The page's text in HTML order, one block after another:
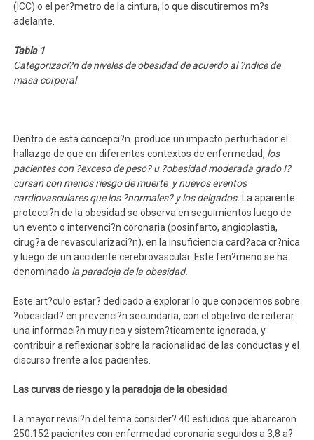
(ICC) o el per?metro de la cintura, lo que discutiremos m?s
adelante.
Tabla 1
Categorizaci?n de niveles de obesidad de acuerdo al ?ndice de
masa corporal
Dentro de esta concepci?n produce un impacto perturbador el
hallazgo de que en diferentes contextos de enfermedad, los
pacientes con ?exceso de peso? u ?obesidad moderada grado I?
cursan con menos riesgo de muerte y nuevos eventos
cardiovasculares que los ?normales? y los delgados. La aparente
protecci?n de la obesidad se observa en seguimientos luego de
un evento o intervenci?n coronaria (posinfarto, angioplastia,
cirug?a de revascularizaci?n), en la insuficiencia card?aca cr?nica
y luego de un accidente cerebrovascular. Este fen?meno se ha
denominado la paradoja de la obesidad.
Este art?culo estar? dedicado a explorar lo que conocemos sobre
?obesidad? en prevenci?n secundaria, con el objetivo de reiterar
una informaci?n muy rica y sistem?ticamente ignorada, y
contribuir a reflexionar sobre la racionalidad de las conductas y el
discurso frente a los pacientes.
Las curvas de riesgo y la paradoja de la obesidad
La mayor revisi?n del tema consider? 40 estudios que abarcaron
250.152 pacientes con enfermedad coronaria seguidos a 3,8 a?